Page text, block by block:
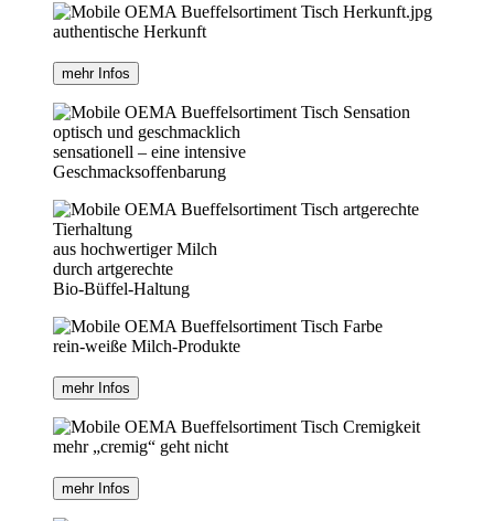
authentische Herkunft
mehr Infos
optisch und geschmacklich
sensationell – eine intensive
Geschmacksoffenbarung
aus hochwertiger Milch
durch artgerechte
Bio-Büffel-Haltung
rein-weiße Milch-Produkte
mehr Infos
mehr „cremig“ geht nicht
mehr Infos